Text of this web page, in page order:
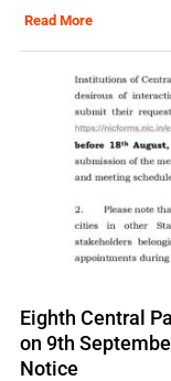
Read More
Eighth Central
on 9th
Notice